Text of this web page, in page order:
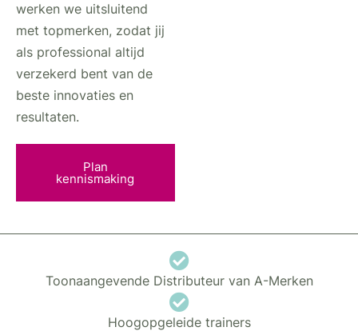
werken we uitsluitend
met topmerken, zodat jij
als professional altijd
verzekerd bent van de
beste innovaties en
resultaten.
Plan
kennismaking
Toonaangevende Distributeur van A-Merken
Hoogopgeleide trainers